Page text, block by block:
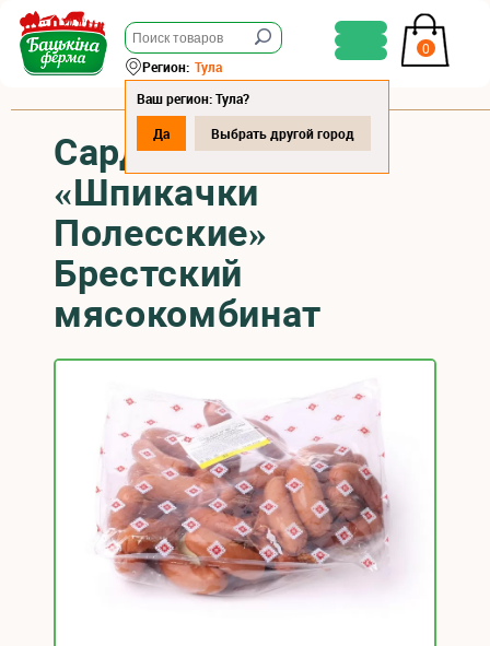
0
Регион: Тула
Ваш регион: Тула?
Да
Выбрать другой город
Сардельки
«Шпикачки
Полесские»
Брестский
мясокомбинат